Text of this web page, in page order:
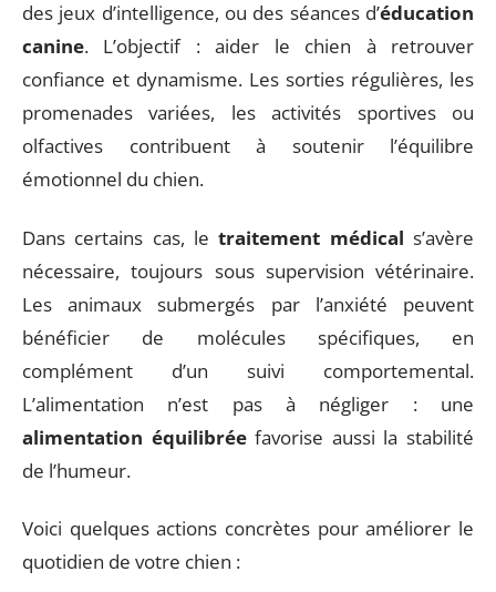
des jeux d’intelligence, ou des séances d’éducation
canine. L’objectif : aider le chien à retrouver
confiance et dynamisme. Les sorties régulières, les
promenades variées, les activités sportives ou
olfactives contribuent à soutenir l’équilibre
émotionnel du chien.
Dans certains cas, letraitement médical s’avère
nécessaire, toujours sous supervision vétérinaire.
Les animaux submergés par l’anxiété peuvent
bénéficier de molécules spécifiques, en
complément d’un suivi comportemental.
L’alimentation n’est pas à négliger : une
alimentation équilibréefavorise aussi la stabilité
de l’humeur.
Voici quelques actions concrètes pour améliorer le
quotidien de votre chien :